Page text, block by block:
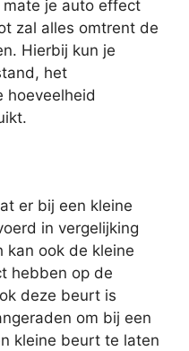
je auto effect
zal alles omtrent de
Hierbij kun je
het
hoeveelheid
er bij een kleine
in vergelijking
kan ook de kleine
hebben op de
deze beurt is
om bij een
kleine beurt te laten